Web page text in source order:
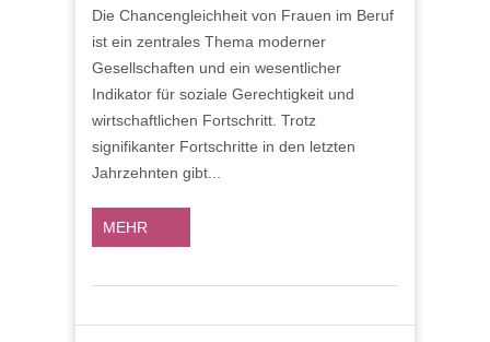
VON
FRAUEN
IM
BERUF:
HERAUSFORDERUNGEN
Die Chancengleichheit von Frauen im Beruf
ist ein zentrales Thema moderner
Gesellschaften und ein wesentlicher
Indikator für soziale Gerechtigkeit und
wirtschaftlichen Fortschritt. Trotz
signifikanter Fortschritte in den letzten
Jahrzehnten gibt...
MEHR